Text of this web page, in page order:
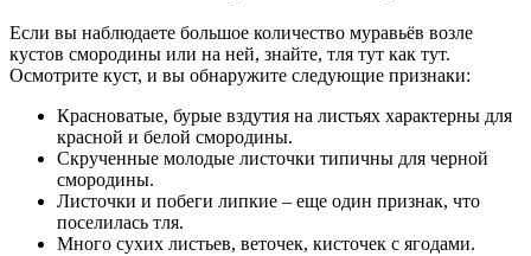
Если вы наблюдаете большое количество муравьёв возле
кустов смородины или на ней, знайте, тля тут как тут.
Осмотрите куст, и вы обнаружите следующие признаки:
Красноватые, бурые вздутия на листьях характерны для
красной и белой смородины.
Скрученные молодые листочки типичны для черной
смородины.
Листочки и побеги липкие – еще один признак, что
поселилась тля.
Много сухих листьев, веточек, кисточек с ягодами.